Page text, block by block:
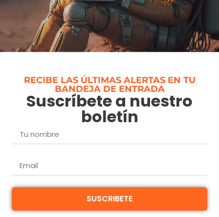
RECIBE LAS ÚLTIMAS ALERTAS EN TU
BANDEJA DE ENTRADA
Suscríbete a nuestro
boletín
SUSCRIBETE